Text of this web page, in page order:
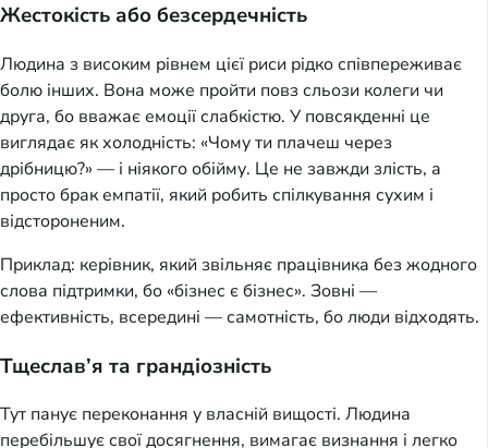
Жестокість або безсердечність
Людина з високим рівнем цієї риси рідко співпереживає
болю інших. Вона може пройти повз сльози колеги чи
друга, бо вважає емоції слабкістю. У повсякденні це
виглядає як холодність: «Чому ти плачеш через
дрібницю?» — і ніякого обійму. Це не завжди злість, а
просто брак емпатії, який робить спілкування сухим і
відстороненим.
Приклад: керівник, який звільняє працівника без жодного
слова підтримки, бо «бізнес є бізнес». Зовні —
ефективність, всередині — самотність, бо люди відходять.
Тщеслав’я та грандіозність
Тут панує переконання у власній вищості. Людина
перебільшує свої досягнення, вимагає визнання і легко